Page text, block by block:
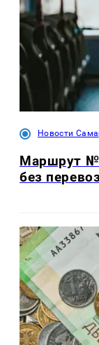
Новости
Маршрут №
без